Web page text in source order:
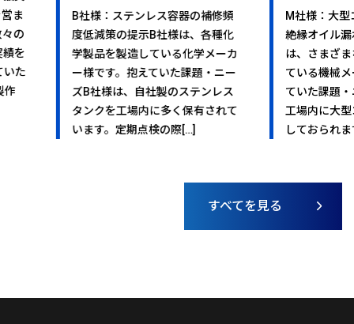
：ステンレス容器の補修頻
策の提示B社様は、各種化
を製造している化学メーカ
す。抱えていた課題・ニー
様は、自社製のステンレス
を工場内に多く保有されて
。定期点検の際[…]
M社様：大型コンデンサーからの
絶縁オイル漏れ原因調査M社様
は、さまざまな機械装置を製作し
ている機械メーカー様です。抱え
ていた課題・ニーズM社様では、
工場内に大型コンデンサーを保有
しておられます。定期点[…]
すべてを見る